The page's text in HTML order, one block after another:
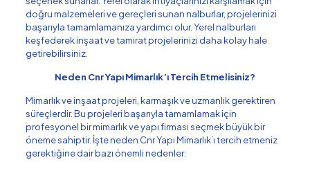
doğru malzemeleri ve gereçleri sunan nalburlar, projelerinizi
başarıyla tamamlamanıza yardımcı olur. Yerel nalburları
keşfederek inşaat ve tamirat projelerinizi daha kolay hale
getirebilirsiniz.
Neden Cnr Yapı Mimarlık’ı Tercih Etmelisiniz?
Mimarlık ve inşaat projeleri, karmaşık ve uzmanlık gerektiren
süreçlerdir. Bu projeleri başarıyla tamamlamak için
profesyonel bir mimarlık ve yapı firması seçmek büyük bir
öneme sahiptir. İşte neden Cnr Yapı Mimarlık’ı tercih etmeniz
gerektiğine dair bazı önemli nedenler: